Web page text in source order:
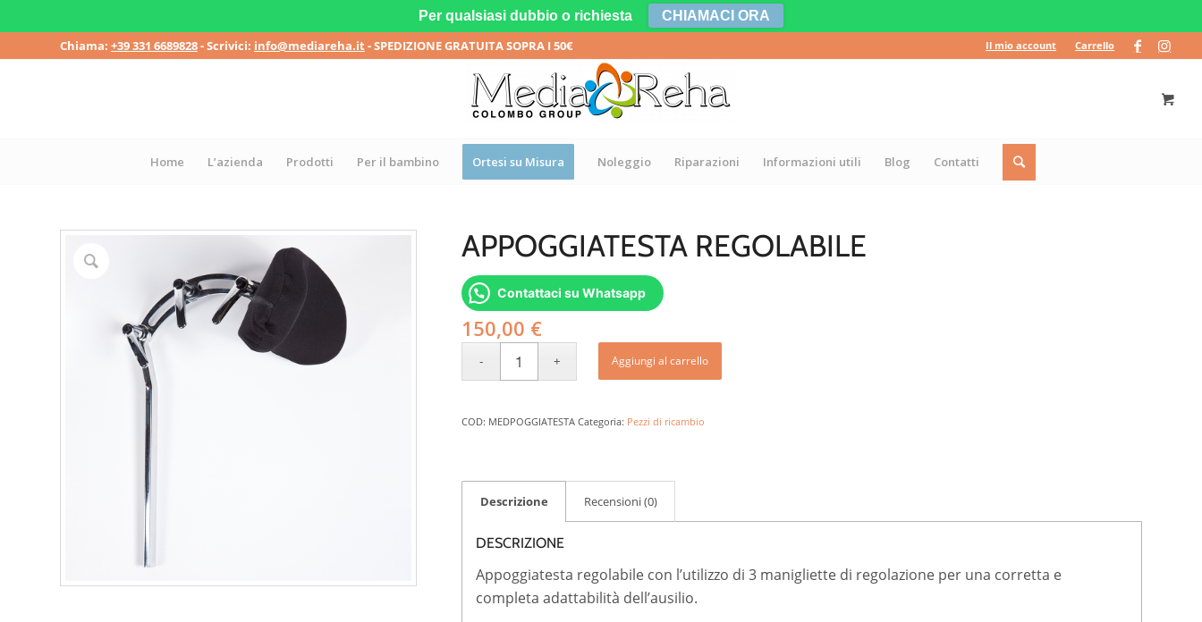
Il mio account Carrello
Chiama: +39 331 6689828- Scrivici: info@mediareha.it- SPEDIZIONE GRATUITA SOPRA I 50€
Home L’azienda Prodotti Per il bambino Ortesi su Misura Noleggio Riparazioni Informazioni utili Blog Contatti
APPOGGIATESTA REGOLABILE
Contattaci su Whatsapp
150,00 €
Aggiungi al carrello
COD: MEDPOGGIATESTA Categoria: Pezzi di ricambio
Descrizione Recensioni (0)
DESCRIZIONE
Appoggiatesta regolabile con l’utilizzo di 3 manigliette di regolazione per una corretta e
completa adattabilità dell’ausilio.
Per qualsiasi dubbio o richiesta CHIAMACI ORA